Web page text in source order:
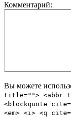
Комментарий:
Вы можете
title=""> <abbr
<blockquote
<em> <i> <q